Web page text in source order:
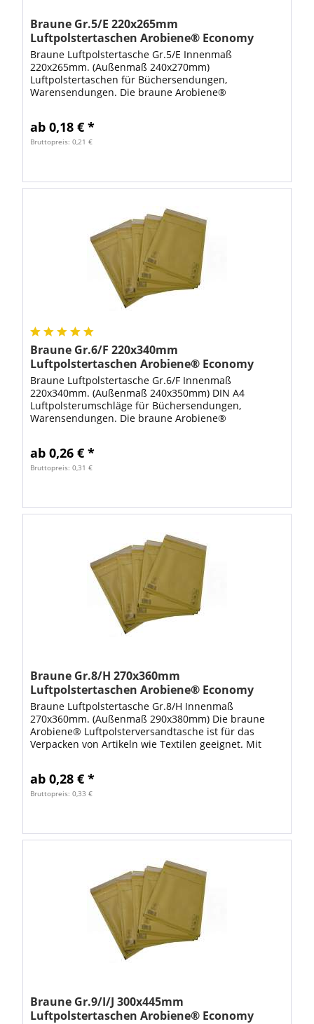
Braune Gr.5/E 220x265mm
Luftpolstertaschen Arobiene® Economy
Braune Luftpolstertasche Gr.5/E Innenmaß
220x265mm. (Außenmaß 240x270mm)
Luftpolstertaschen für Büchersendungen,
Warensendungen. Die braune Arobiene®
ab 0,18 € *
Bruttopreis: 0,21 €
Braune Gr.6/F 220x340mm
Luftpolstertaschen Arobiene® Economy
Braune Luftpolstertasche Gr.6/F Innenmaß
220x340mm. (Außenmaß 240x350mm) DIN A4
Luftpolsterumschläge für Büchersendungen,
Warensendungen. Die braune Arobiene®
ab 0,26 € *
Bruttopreis: 0,31 €
Braune Gr.8/H 270x360mm
Luftpolstertaschen Arobiene® Economy
Braune Luftpolstertasche Gr.8/H Innenmaß
270x360mm. (Außenmaß 290x380mm) Die braune
Arobiene® Luftpolsterversandtasche ist für das
Verpacken von Artikeln wie Textilen geeignet. Mit
ab 0,28 € *
Bruttopreis: 0,33 €
Braune Gr.9/I/J 300x445mm
Luftpolstertaschen Arobiene® Economy